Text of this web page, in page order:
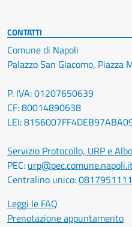
CONTATTI
Comune di Napoli
Palazzo San Giacomo,
P. IVA: 01207650639
CF: 80014890638
LEI:
Servizio Protocollo, URP e
PEC:
Centralino unico:0817951111
Leggi le FAQ
Prenotazione appuntamento